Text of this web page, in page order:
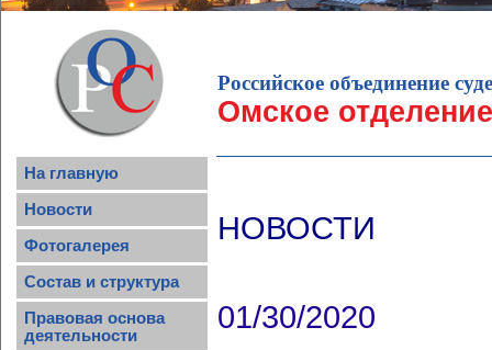
Российское объединение
Омское отделение
На главную
Новости
Фотогалерея
Состав и структура
Правовая основа
деятельности
НОВОСТИ
01/30/2020